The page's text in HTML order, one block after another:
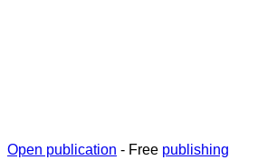
Open publication - Free publishing